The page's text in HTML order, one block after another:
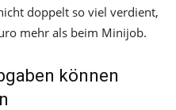
doppelt so viel verdient,
mehr als beim Minijob.
können